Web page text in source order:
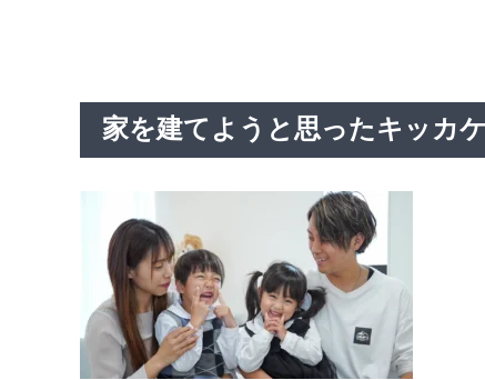
家を建てようと思ったキッカ